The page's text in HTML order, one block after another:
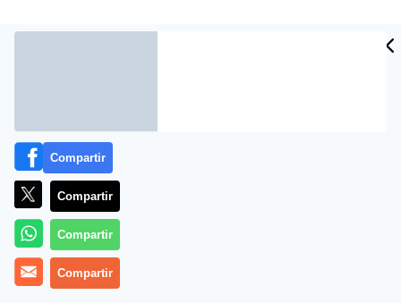
Más información
Compartir
Compartir
Compartir
Compartir